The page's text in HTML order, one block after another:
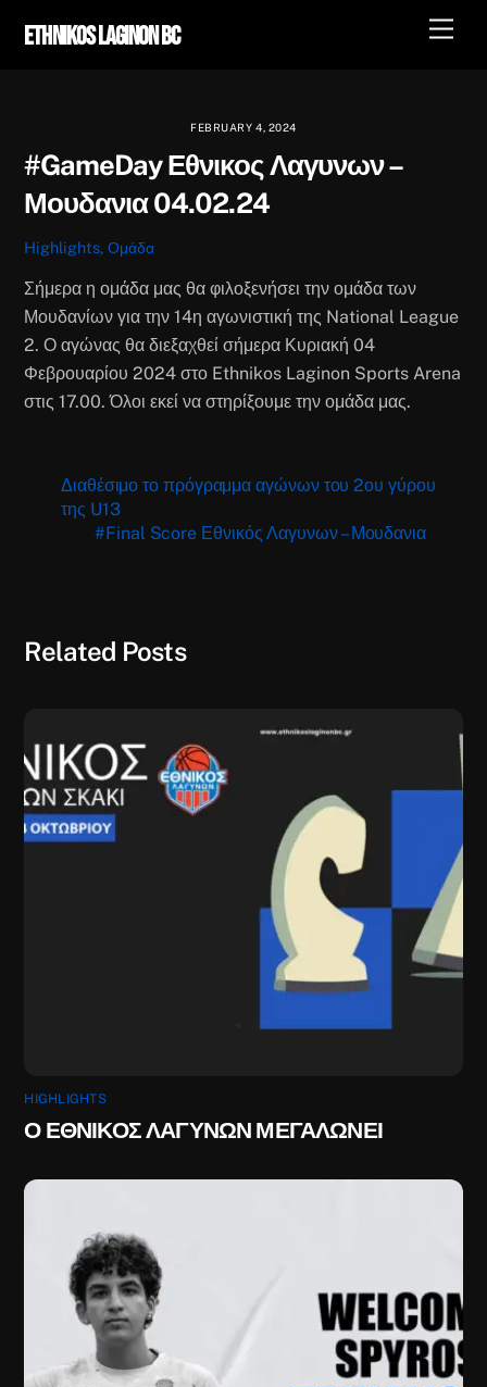
Ethnikos Laginon BC
FEBRUARY 4, 2024
#GameDay Εθνικος Λαγυνων –
Μουδανια 04.02.24
Highlights,Ομάδα
Σήμερα η ομάδα μας θα φιλοξενήσει την ομάδα των
Μουδανίων για την 14η αγωνιστική της National League
2. Ο αγώνας θα διεξαχθεί σήμερα Κυριακή 04
Φεβρουαρίου 2024 στο Ethnikos Laginon Sports Arena
στις 17.00. Όλοι εκεί να στηρίξουμε την ομάδα μας.
Διαθέσιμο το πρόγραμμα αγώνων του 2ου γύρου
της U13
#Final Score Εθνικός Λαγυνων – Μουδανια
Related Posts
HIGHLIGHTS
Ο ΕΘΝΙΚΟΣ ΛΑΓΥΝΩΝ ΜΕΓΑΛΩΝΕΙ